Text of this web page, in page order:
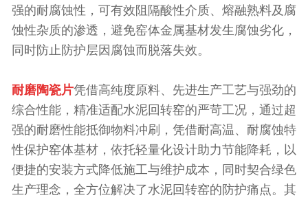
强的耐腐蚀性，可有效阻隔酸性介质、熔融熟料及腐
蚀性杂质的渗透，避免窑体金属基材发生腐蚀劣化，
同时防止防护层因腐蚀而脱落失效。
耐磨陶瓷片凭借高纯度原料、先进生产工艺与强劲的
综合性能，精准适配水泥回转窑的严苛工况，通过超
强的耐磨性能抵御物料冲刷，凭借耐高温、耐腐蚀特
性保护窑体基材，依托轻量化设计助力节能降耗，以
便捷的安装方式降低施工与维护成本，同时契合绿色
生产理念，全方位解决了水泥回转窑的防护痛点。其